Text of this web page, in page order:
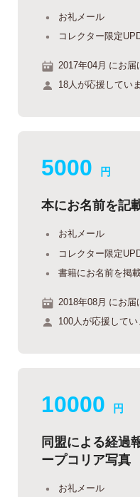
お礼メール
コレクター限定
2017年04月 にお届
18人が応援してい
5000 円
本にお名前を記
お礼メール
コレクター限定
書籍にお名前を掲
2018年08月 にお届
100人が応援してい
10000 円
同盟による経過
ープコリア写真
お礼メール